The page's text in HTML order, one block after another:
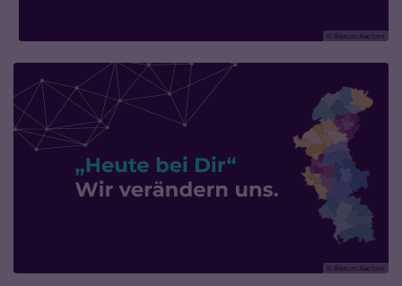
© Bistum Aachen
© Bistum Aachen